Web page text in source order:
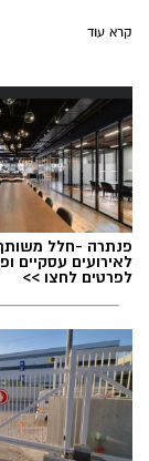
קרא עוד
פנתרה -חלל
לאירועים עסקיים
לפרטים לחצו >>